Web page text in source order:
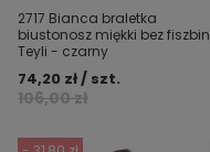
2717 Bianca braletka
biustonosz miękki bez fiszbin
Teyli - czarny
106,00 zł
74,20 zł / szt.